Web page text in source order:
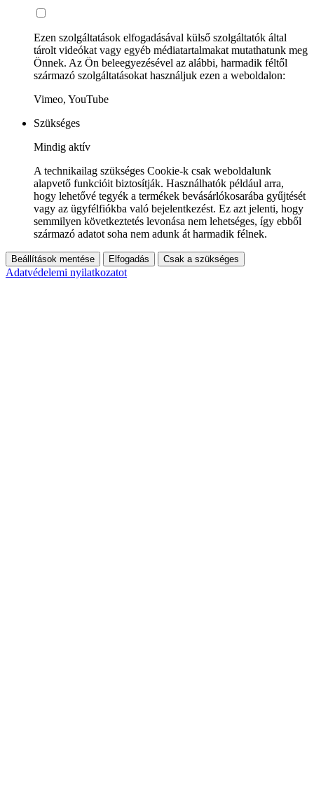
Ezen szolgáltatások elfogadásával külső szolgáltatók által
tárolt videókat vagy egyéb médiatartalmakat mutathatunk meg
Önnek. Az Ön beleegyezésével az alábbi, harmadik féltől
származó szolgáltatásokat használjuk ezen a weboldalon:
Vimeo, YouTube
Szükséges
Mindig aktív
A technikailag szükséges Cookie-k csak weboldalunk
alapvető funkcióit biztosítják. Használhatók például arra,
hogy lehetővé tegyék a termékek bevásárlókosarába gyűjtését
vagy az ügyfélfiókba való bejelentkezést. Ez azt jelenti, hogy
semmilyen következtetés levonása nem lehetséges, így ebből
származó adatot soha nem adunk át harmadik félnek.
Beállítások mentése Elfogadás Csak a szükséges
Adatvédelemi nyilatkozatot